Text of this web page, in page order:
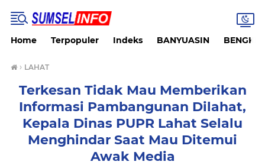
Home Terpopuler Indeks BANYUASIN
› LAHAT
Terkesan Tidak Mau Memberikan
Informasi Pambangunan Dilahat,
Kepala Dinas PUPR Lahat Selalu
Menghindar Saat Mau Ditemui
Awak Media